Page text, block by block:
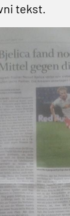
tekst.